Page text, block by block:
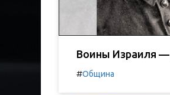
Воины Израиля —
#Община